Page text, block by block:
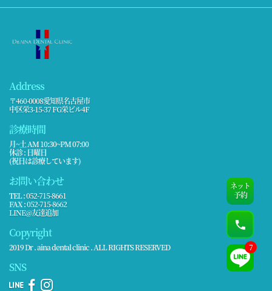
ネット
予約
7
Address
〒460-0008愛知県名古屋市
中区栄3-15-37 FG栄ビル4F
診療時間
月~土 AM 10:30~PM 07:00
休診 : 日曜日
(祝日は診療しています)
お問い合わせ
TEL :052-715-8661
FAX :052-715-8662
LINE@友達追加
Copyright
2019 Dr . aina dental clinic . ALL RIGHTS RESERVED
SNS